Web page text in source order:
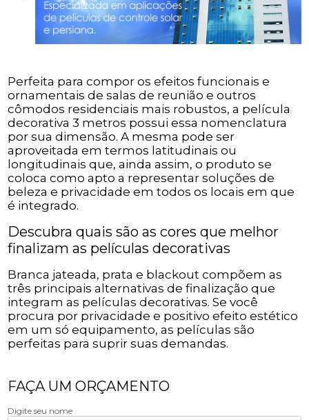
Perfeita para compor os efeitos funcionais e
ornamentais de salas de reunião e outros
cômodos residenciais mais robustos, a película
decorativa 3 metros possui essa nomenclatura
por sua dimensão. A mesma pode ser
aproveitada em termos latitudinais ou
longitudinais que, ainda assim, o produto se
coloca como apto a representar soluções de
beleza e privacidade em todos os locais em que
é integrado.
Descubra quais são as cores que melhor
finalizam as películas decorativas
Branca jateada, prata e blackout compõem as
três principais alternativas de finalização que
integram as películas decorativas. Se você
procura por privacidade e positivo efeito estético
em um só equipamento, as películas são
perfeitas para suprir suas demandas.
FAÇA UM ORÇAMENTO
Digite seu nome